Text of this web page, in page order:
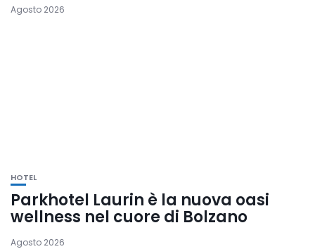
Agosto 2026
HOTEL
Parkhotel Laurin è la nuova oasi
wellness nel cuore di Bolzano
Agosto 2026